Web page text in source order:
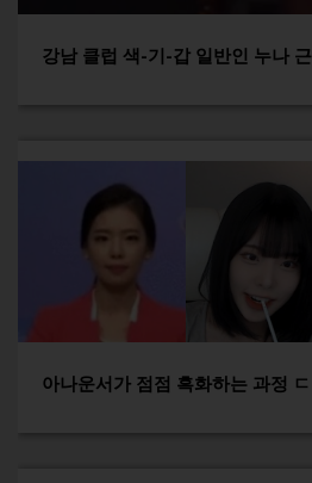
강남 클럽 색-기-갑 일반인 누나
아나운서가 점점 흑화하는 과정